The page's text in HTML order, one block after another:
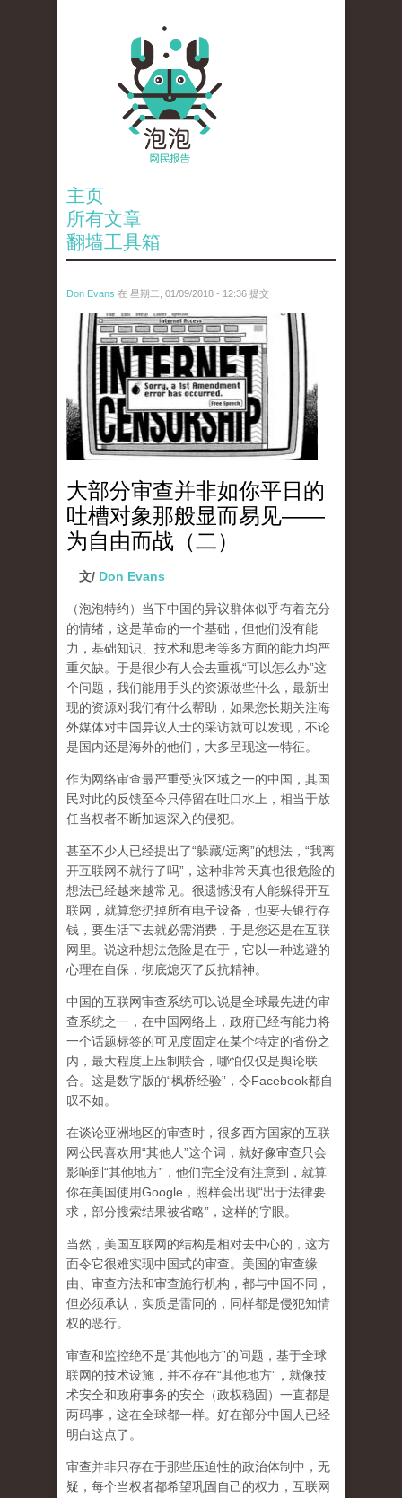
主页
所有文章
翻墙工具箱
Don Evans 在 星期二, 01/09/2018 - 12:36 提交
wechatimg866.jpeg
大部分审查并非如你平日的
吐槽对象那般显而易见——
为自由而战（二）
文/ Don Evans
（泡泡特约） 当下中国的异议群体似乎有着充分
的情绪，这是革命的一个基础，但他们没有能
力，基础知识、技术和思考等多方面的能力均严
重欠缺。于是很少有人会去重视“可以怎么办”这
个问题，我们能用手头的资源做些什么，最新出
现的资源对我们有什么帮助，如果您长期关注海
外媒体对中国异议人士的采访就可以发现，不论
是国内还是海外的他们，大多呈现这一特征。
作为网络审查最严重受灾区域之一的中国，其国
民对此的反馈至今只停留在吐口水上，相当于放
任当权者不断加速深入的侵犯。
甚至不少人已经提出了“躲藏/远离”的想法，“我离
开互联网不就行了吗”，这种非常天真也很危险的
想法已经越来越常见。很遗憾没有人能躲得开互
联网，就算您扔掉所有电子设备，也要去银行存
钱，要生活下去就必需消费，于是您还是在互联
网里。说这种想法危险是在于，它以一种逃避的
心理在自保，彻底熄灭了反抗精神。
中国的互联网审查系统可以说是全球最先进的审
查系统之一，在中国网络上，政府已经有能力将
一个话题标签的可见度固定在某个特定的省份之
内，最大程度上压制联合 ，哪怕仅仅是舆论联
合。这是数字版的“枫桥经验”，令Facebook都自
叹不如。
在谈论亚洲地区的审查时，很多西方国家的互联
网公民喜欢用“其他人”这个词，就好像审查只会
影响到“其他地方”，他们完全没有注意到， 就算
你在美国使用Google，照样会出现“出于法律要
求，部分搜索结果被省略”，这样的字眼。
当然，美国互联网的结构是相对去中心的，这方
面令它很难实现中国式的审查。美国的审查缘
由、审查方法和审查施行机构，都与中国不同，
但必须承认， 实质是雷同的，同样都是侵犯知情
权的恶行。
审查和监控绝不是“其他地方”的问题，基于全球
联网的技术设施，并不存在“其他地方”，就像技
术安全和政府事务的安全（政权稳固）一直都是
两码事，这在全球都一样。好在部分中国人已经
明白这点了。
审查并非只存在于那些压迫性的政治体制中，无
疑，每个当权者都希望巩固自己的权力，互联网